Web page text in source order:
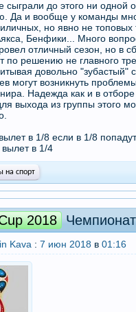
сыграли до этого ни одной
Да и вообще у команды
но явно не топовых
Бенфики... Много
отличный сезон, но в
по решению не главного
довольно "зубастый"
могут возникнуть
Надежда как и в
выхода из группы этого
в 1/8 если в 1/8
вылет в 1/4
на спорт
2018 Чемпионат Мира по футболу
Kava : 7 июн 2018 в 01:16